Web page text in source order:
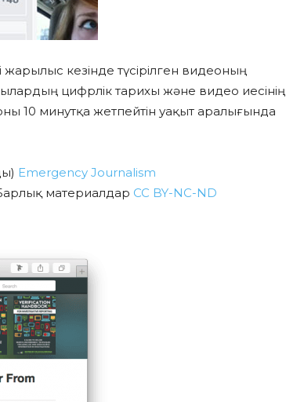
кезінде түсірілген видеоның
цифрлік тарихы және видео иесінің
10 минутқа жетпейтін уақыт аралығында
Emergency Journalism
материалдар CC BY-NC-ND